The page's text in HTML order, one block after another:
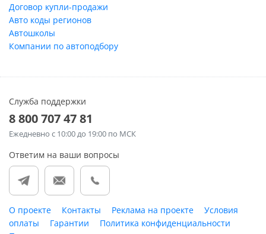
Договор купли-продажи
Авто коды регионов
Автошколы
Компании по автоподбору
Служба поддержки
8 800 707 47 81
Ежедневно с 10:00 до 19:00 по МСК
Ответим на ваши вопросы
О проекте Контакты Реклама на проекте
Условия
оплаты
Гарантии
Политика конфиденциальности